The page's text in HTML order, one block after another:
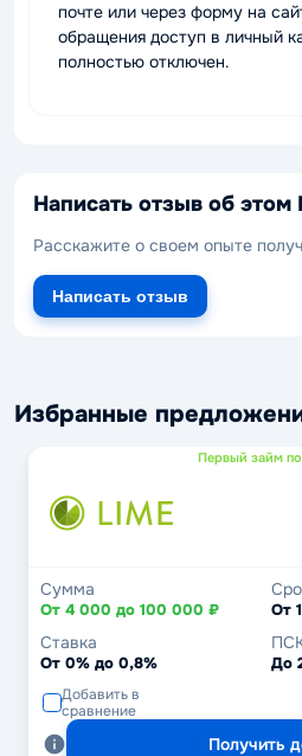
почте или через форму на
обращения доступ в личный
полностью отключен.
Написать отзыв об
Расскажите о своем опыте
Написать отзыв
Избранные
Первый займ
Сумма
От 4 000 до 100 000 ₽ От
Ставка
От 0% до 0,8% До
Добавить в
сравнение
Получить